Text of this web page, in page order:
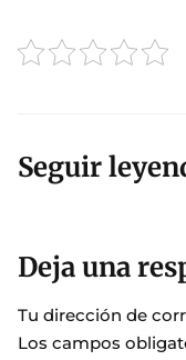
Seguir
Deja una
Tu dirección de
Los campos